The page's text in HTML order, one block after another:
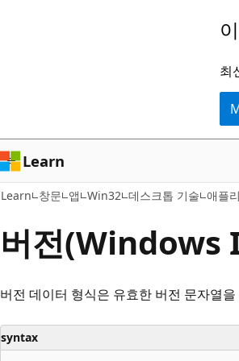
로
건
너
뛰
기
최
Learn
Learn 창문 앱 Win32 데스크톱 기술 애플
버전
버전 데이터 형식은 유효한 버전 문자열
syntax